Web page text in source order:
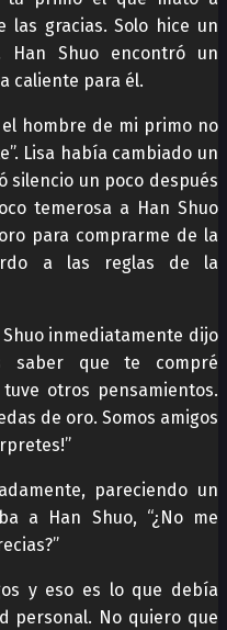
las gracias. Solo hice un
Han Shuo encontró un
caliente para él.
hombre de mi primo no
Lisa había cambiado un
silencio un poco después
temerosa a Han Shuo
para comprarme de la
a las reglas de la
inmediatamente dijo
saber que te compré
otros pensamientos.
de oro. Somos amigos
pareciendo un
a Han Shuo, “¿No me
y eso es lo que debía
personal. No quiero que